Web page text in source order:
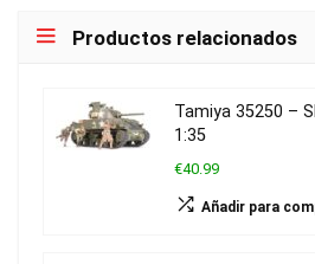
Productos relacionados
Tamiya 35250 –
1:35
€40.99
Añadir para